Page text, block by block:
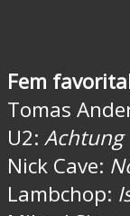
Fem
Tomas
U2: Achtung
Nick Cave:
Lambchop: